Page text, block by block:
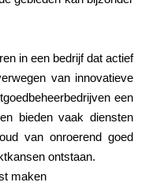
in een bedrijf dat actief
van innovatieve
een
bieden vaak diensten
van onroerend goed
ontstaan.
maken